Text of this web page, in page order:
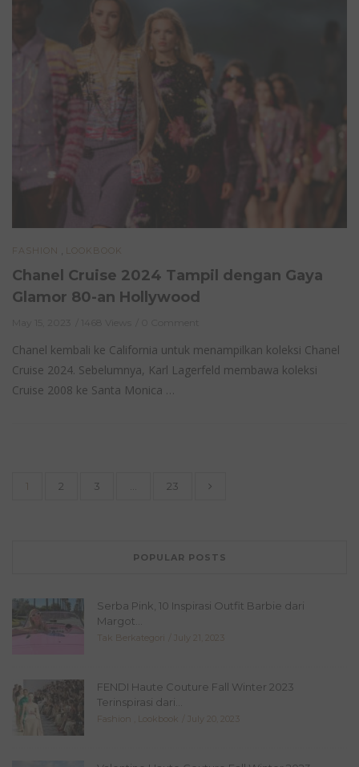
FASHION LOOKBOOK
Chanel Cruise 2024 Tampil dengan Gaya
Glamor 80-an Hollywood
Chanel kembali ke California untuk menampilkan koleksi Chanel
Cruise 2024. Sebelumnya, Karl Lagerfeld membawa koleksi
Cruise 2008 ke Santa Monica …
1 2 3 … 23
POPULAR POSTS
Serba Pink, 10 Inspirasi Outfit Barbie dari
Margot...
Tak Berkategori July 21, 2023
FENDI Haute Couture Fall Winter 2023
Terinspirasi dari...
Fashion Lookbook July 20, 2023